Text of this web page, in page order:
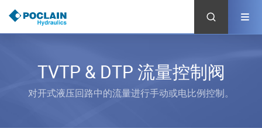
转
主
TVTP & DTP 流量控制阀
对开式液压回路中的流量进行手动或电比例控制。